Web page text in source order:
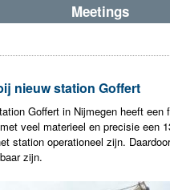
Meetings
nieuw station Goffert
Goffert in Nijmegen heeft
veel materieel en precisie een
station operationeel zijn.
zijn.